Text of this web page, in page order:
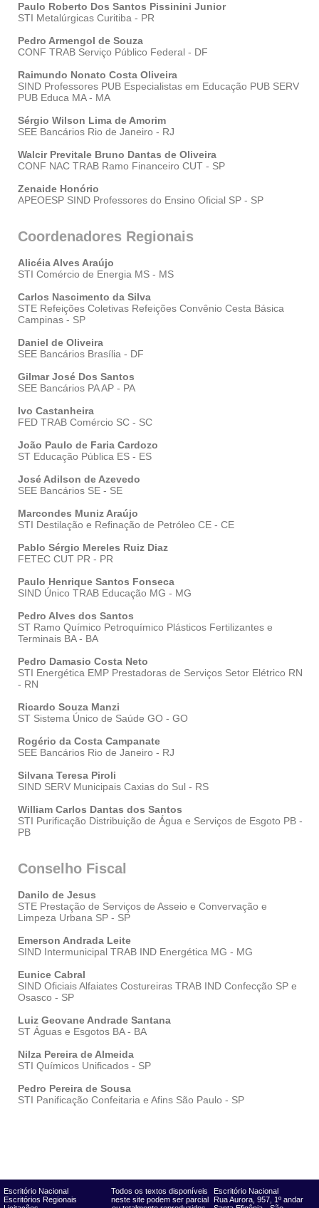
Paulo Roberto Dos Santos Pissinini Junior
STI Metalúrgicas Curitiba - PR
Pedro Armengol de Souza
CONF TRAB Serviço Público Federal - DF
Raimundo Nonato Costa Oliveira
SIND Professores PUB Especialistas em Educação PUB SERV
PUB Educa MA - MA
Sérgio Wilson Lima de Amorim
SEE Bancários Rio de Janeiro - RJ
Walcir Previtale Bruno Dantas de Oliveira
CONF NAC TRAB Ramo Financeiro CUT - SP
Zenaide Honório
APEOESP SIND Professores do Ensino Oficial SP - SP
Coordenadores Regionais
Alicéia Alves Araújo
STI Comércio de Energia MS - MS
Carlos Nascimento da Silva
STE Refeições Coletivas Refeições Convênio Cesta Básica
Campinas - SP
Daniel de Oliveira
SEE Bancários Brasília - DF
Gilmar José Dos Santos
SEE Bancários PA AP - PA
Ivo Castanheira
FED TRAB Comércio SC - SC
João Paulo de Faria Cardozo
ST Educação Pública ES - ES
José Adilson de Azevedo
SEE Bancários SE - SE
Marcondes Muniz Araújo
STI Destilação e Refinação de Petróleo CE - CE
Pablo Sérgio Mereles Ruiz Diaz
FETEC CUT PR - PR
Paulo Henrique Santos Fonseca
SIND Único TRAB Educação MG - MG
Pedro Alves dos Santos
ST Ramo Químico Petroquímico Plásticos Fertilizantes e
Terminais BA - BA
Pedro Damasio Costa Neto
STI Energética EMP Prestadoras de Serviços Setor Elétrico RN
- RN
Ricardo Souza Manzi
ST Sistema Único de Saúde GO - GO
Rogério da Costa Campanate
SEE Bancários Rio de Janeiro - RJ
Silvana Teresa Piroli
SIND SERV Municipais Caxias do Sul - RS
William Carlos Dantas dos Santos
STI Purificação Distribuição de Água e Serviços de Esgoto PB -
PB
Conselho Fiscal
Danilo de Jesus
STE Prestação de Serviços de Asseio e Convervação e
Limpeza Urbana SP - SP
Emerson Andrada Leite
SIND Intermunicipal TRAB IND Energética MG - MG
Eunice Cabral
SIND Oficiais Alfaiates Costureiras TRAB IND Confecção SP e
Osasco - SP
Luiz Geovane Andrade Santana
ST Águas e Esgotos BA - BA
Nilza Pereira de Almeida
STI Químicos Unificados - SP
Pedro Pereira de Sousa
STI Panificação Confeitaria e Afins São Paulo - SP
Escritório Nacional
Escritórios Regionais
Todos os textos disponíveis
neste site podem ser parcial
Escritório Nacional
Rua Aurora, 957, 1º andar